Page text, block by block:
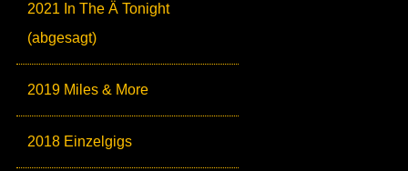
2021 In The Ä Tonight
(abgesagt)
2019 Miles & More
2018 Einzelgigs